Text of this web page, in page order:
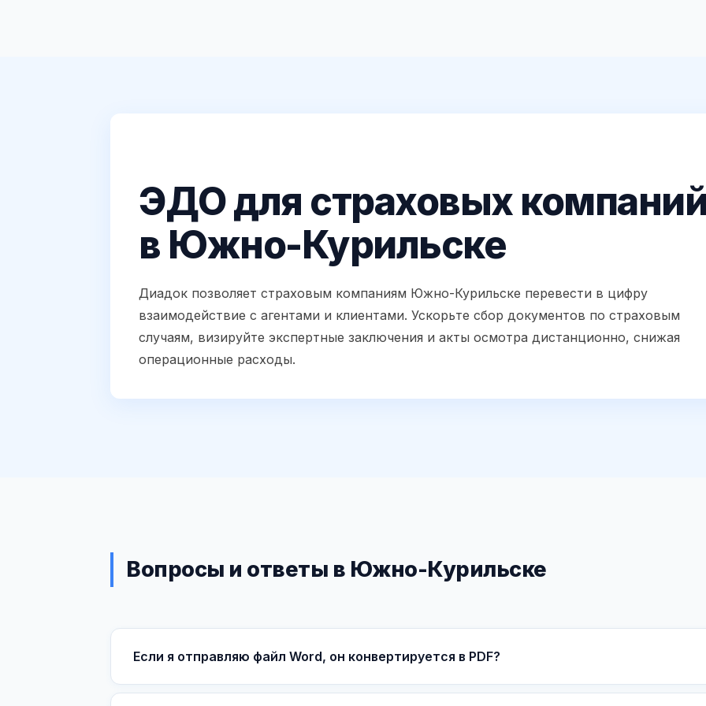
ЭДО для страховых
в Южно-Курильске
Диадок позволяет страховым компаниям Южно-Курильске перевести в цифру
взаимодействие с агентами и клиентами. Ускорьте сбор документов по страховым
случаям, визируйте экспертные заключения и акты осмотра дистанционно, снижая
операционные расходы.
Вопросы и ответы в Южно-Курильске
Если я отправляю файл Word, он конвертируется в PDF?